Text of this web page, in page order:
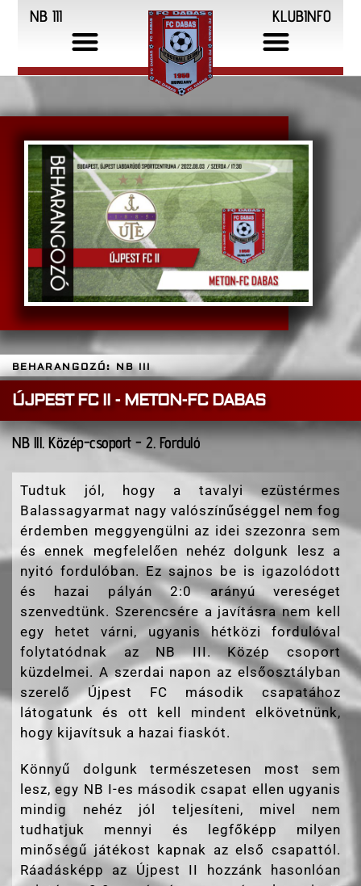
NB III KLUBINFO
BEHARANGOZÓ: NB III
ÚJPEST FC II - METON-FC DABAS
NB lll. Közép-csoport - 2. Forduló
Tudtuk jól, hogy a tavalyi ezüstérmes
Balassagyarmat nagy valószínűséggel nem fog
érdemben meggyengülni az idei szezonra sem
és ennek megfelelően nehéz dolgunk lesz a
nyitó fordulóban. Ez sajnos be is igazolódott
és hazai pályán 2:0 arányú vereséget
szenvedtünk. Szerencsére a javításra nem kell
egy hetet várni, ugyanis hétközi fordulóval
folytatódnak az NB III. Közép csoport
küzdelmei. A szerdai napon az elsőosztályban
szerelő Újpest FC második csapatához
látogatunk és ott kell mindent elkövetnünk,
hogy kijavítsuk a hazai fiaskót.
Könnyű dolgunk természetesen most sem
lesz, egy NB I-es második csapat ellen ugyanis
mindig nehéz jól teljesíteni, mivel nem
tudhatjuk mennyi és legfőképp milyen
minőségű játékost kapnak az első csapattól.
Ráadásképp az Újpest II hozzánk hasonlóan